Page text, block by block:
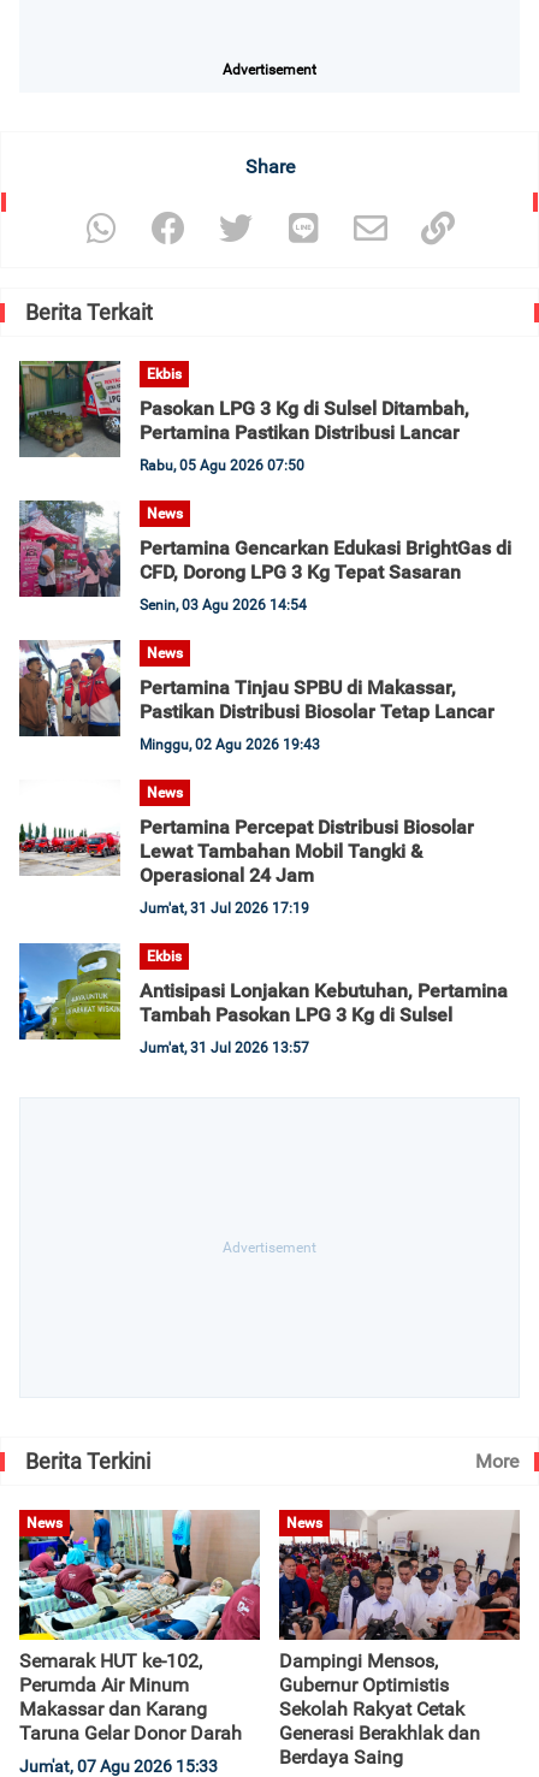
Advertisement
Share
Berita Terkait
Ekbis
Pasokan LPG 3 Kg di Sulsel Ditambah,
Pertamina Pastikan Distribusi Lancar
Rabu, 05 Agu 2026 07:50
News
Pertamina Gencarkan Edukasi BrightGas di
CFD, Dorong LPG 3 Kg Tepat Sasaran
Senin, 03 Agu 2026 14:54
News
Pertamina Tinjau SPBU di Makassar,
Pastikan Distribusi Biosolar Tetap Lancar
Minggu, 02 Agu 2026 19:43
News
Pertamina Percepat Distribusi Biosolar
Lewat Tambahan Mobil Tangki &
Operasional 24 Jam
Jum'at, 31 Jul 2026 17:19
Ekbis
Antisipasi Lonjakan Kebutuhan, Pertamina
Tambah Pasokan LPG 3 Kg di Sulsel
Jum'at, 31 Jul 2026 13:57
Berita Terkini More
News
Semarak HUT ke-102,
Perumda Air Minum
Makassar dan Karang
Taruna Gelar Donor Darah
Jum'at, 07 Agu 2026 15:33
News
Dampingi Mensos,
Gubernur Optimistis
Sekolah Rakyat Cetak
Generasi Berakhlak dan
Berdaya Saing